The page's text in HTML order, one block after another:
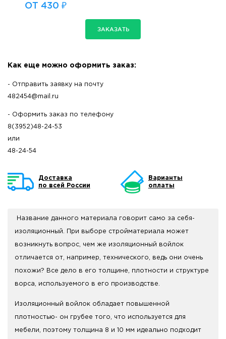
ОТ 430 ₽
ЗАКАЗАТЬ
Как еще можно оформить заказ:
- Отправить заявку на почту
482454@mail.ru
- Оформить заказ по телефону
8(3952)48-24-53
или
48-24-54
Доставка
по всей России
Варианты
оплаты
Название данного материала говорит само за себя-
изоляционный. При выборе стройматериала может
возникнуть вопрос, чем же изоляционный войлок
отличается от, например, технического, ведь они очень
похожи? Все дело в его толщине, плотности и структуре
ворса, используемого в его производстве.
Изоляционный войлок обладает повышенной
плотностью- он грубее того, что используется для
мебели, поэтому толщина 8 и 10 мм идеально подходит